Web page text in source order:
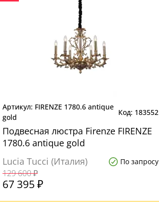
FIRENZE 1780.6 antique
gold
183552
Подвесная люстра Firenze FIRENZE
1780.6 antique gold
Lucia Tucci (Италия)
По запросу
129 600 ₽
67 395 ₽